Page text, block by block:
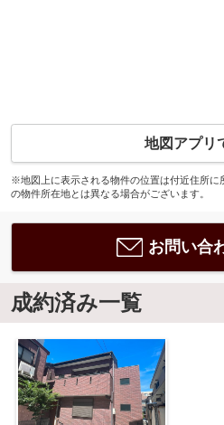
地図アプリ
※地図上に表示される物件の位置は付近住所に
の物件所在地とは異なる場合がございます。
お問い合
成約済み一覧